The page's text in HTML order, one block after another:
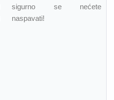
sigurno se nećete
naspavati!